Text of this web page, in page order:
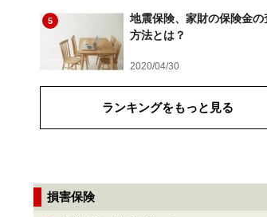
5
地震保険、家財の保険金の
方法とは？
2020/04/30
ランキングをもっと見る
損害保険